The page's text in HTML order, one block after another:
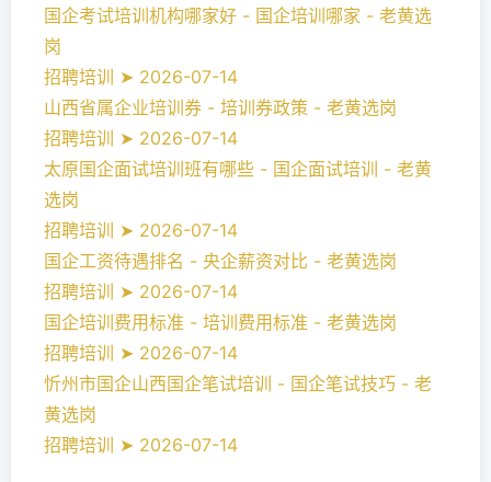
国企考试培训机构哪家好 - 国企培训哪家 - 老黄选
岗
招聘培训 ➤ 2026-07-14
山西省属企业培训券 - 培训券政策 - 老黄选岗
招聘培训 ➤ 2026-07-14
太原国企面试培训班有哪些 - 国企面试培训 - 老黄
选岗
招聘培训 ➤ 2026-07-14
国企工资待遇排名 - 央企薪资对比 - 老黄选岗
招聘培训 ➤ 2026-07-14
国企培训费用标准 - 培训费用标准 - 老黄选岗
招聘培训 ➤ 2026-07-14
忻州市国企山西国企笔试培训 - 国企笔试技巧 - 老
黄选岗
招聘培训 ➤ 2026-07-14